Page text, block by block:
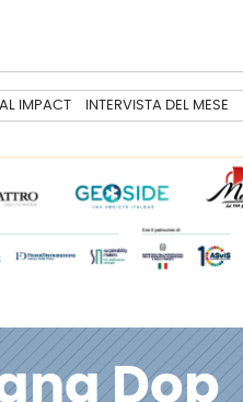
IMPACT INTERVISTA DEL MESE
Dop